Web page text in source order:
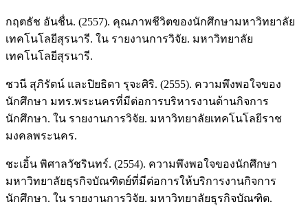
กฤตธัช อันชื่น. (2557). คุณภาพชีวิตของนักศึกษามหาวิทยาลัย
เทคโนโลยีสุรนารี. ใน รายงานการวิจัย. มหาวิทยาลัย
เทคโนโลยีสุรนารี.
ชวนี สุภิรัตน์ และปิยธิดา รุจะศิริ. (2555). ความพึงพอใจของ
นักศึกษา มทร.พระนครที่มีต่อการบริหารงานด้านกิจการ
นักศึกษา. ใน รายงานการวิจัย. มหาวิทยาลัยเทคโนโลยีราช
มงคลพระนคร.
ชะเอิ้น พิศาลวัชรินทร์. (2554). ความพึงพอใจของนักศึกษา
มหาวิทยาลัยธุรกิจบัณฑิตย์ที่มีต่อการให้บริการงานกิจการ
นักศึกษา. ใน รายงานการวิจัย. มหาวิทยาลัยธุรกิจบัณฑิต.